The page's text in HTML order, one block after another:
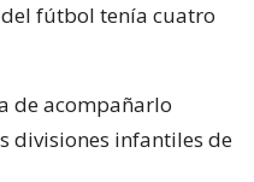
fútbol tenía cuatro
de acompañarlo
divisiones infantiles de